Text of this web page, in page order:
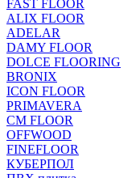
FAST FLOOR
ALIX FLOOR
ADELAR
DAMY FLOOR
DOLCE FLOORING
BRONIX
ICON FLOOR
PRIMAVERA
CM FLOOR
OFFWOOD
FINEFLOOR
КУБЕРПОЛ